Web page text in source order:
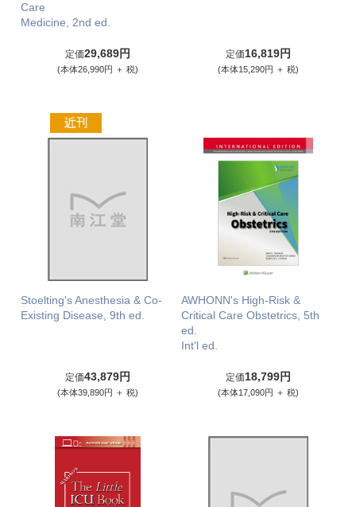
Care
Medicine, 2nd ed.
定価29,689円
(本体26,990円 ＋ 税)
定価16,819円
(本体15,290円 ＋ 税)
Stoelting's Anesthesia & Co-
Existing Disease, 9th ed.
定価43,879円
(本体39,890円 ＋ 税)
AWHONN's High-Risk &
Critical Care Obstetrics, 5th
ed.
Int'l ed.
定価18,799円
(本体17,090円 ＋ 税)